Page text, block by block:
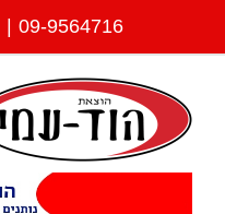
09-9564716
|